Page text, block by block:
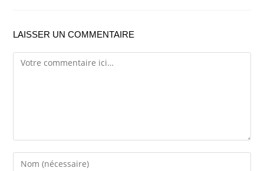
LAISSER UN COMMENTAIRE